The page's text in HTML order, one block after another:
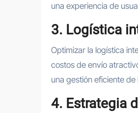
una experiencia de
3. Logística
Optimizar la logística
costos de envío
una gestión eficiente de
4. Estrategia